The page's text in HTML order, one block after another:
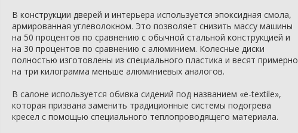
В конструкции дверей и интерьера используется эпоксидная смола,
армированная углеволокном. Это позволяет снизить массу машины
на 50 процентов по сравнению с обычной стальной конструкцией и
на 30 процентов по сравнению с алюминием. Колесные диски
полностью изготовлены из специального пластика и весят примерно
на три килограмма меньше алюминиевых аналогов.
В салоне используется обивка сидений под названием «e-textile»,
которая призвана заменить традиционные системы подогрева
кресел с помощью специального теплопроводящего материала.